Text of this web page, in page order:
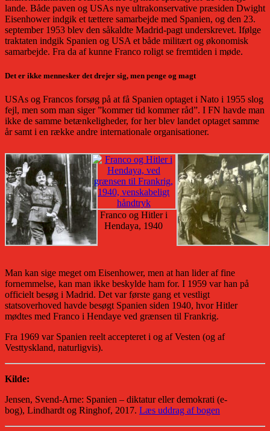
lande. Både paven og USAs nye ultrakonservative præsiden Dwight
Eisenhower indgik et tættere samarbejde med Spanien, og den 23.
september 1953 blev den såkaldte Madrid-pagt underskrevet. Ifølge
traktaten indgik Spanien og USA et både militært og økonomisk
samarbejde. Fra da af kunne Franco roligt se fremtiden i møde.
Det er ikke mennesker det drejer sig, men penge og magt
USAs og Francos forsøg på at få Spanien optaget i Nato i 1955 slog
fejl, men som man siger ”kommer tid kommer råd”. I FN havde man
ikke de samme betænkeligheder, for her blev landet optaget samme
år samt i en række andre internationale organisationer.
Franco og Hitler i
Hendaya, 1940
Man kan sige meget om Eisenhower, men at han lider af fine
fornemmelse, kan man ikke beskylde ham for. I 1959 var han på
officielt besøg i Madrid. Det var første gang et vestligt
statsoverhoved havde besøgt Spanien siden 1940, hvor Hitler
mødtes med Franco i Hendaye ved grænsen til Frankrig.
Fra 1969 var Spanien reelt accepteret i og af Vesten (og af
Vesttyskland, naturligvis).
Kilde:
Jensen, Svend-Arne: Spanien – diktatur eller demokrati (e-
bog), Lindhardt og Ringhof, 2017. Læs uddrag af bogen